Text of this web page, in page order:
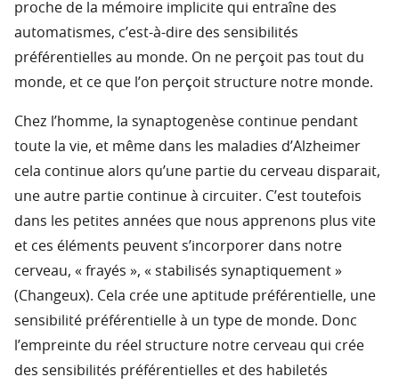
proche de la mémoire implicite qui entraîne des
automatismes, c’est-à-dire des sensibilités
préférentielles au monde. On ne perçoit pas tout du
monde, et ce que l’on perçoit structure notre monde.
Chez l’homme, la synaptogenèse continue pendant
toute la vie, et même dans les maladies d’Alzheimer
cela continue alors qu’une partie du cerveau disparait,
une autre partie continue à circuiter. C’est toutefois
dans les petites années que nous apprenons plus vite
et ces éléments peuvent s’incorporer dans notre
cerveau, « frayés », « stabilisés synaptiquement »
(Changeux). Cela crée une aptitude préférentielle, une
sensibilité préférentielle à un type de monde. Donc
l’empreinte du réel structure notre cerveau qui crée
des sensibilités préférentielles et des habiletés